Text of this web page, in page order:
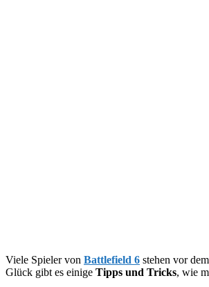
Viele Spieler von Battlefield 6 stehen vor
Glück gibt es einige Tipps und Tricks, wie